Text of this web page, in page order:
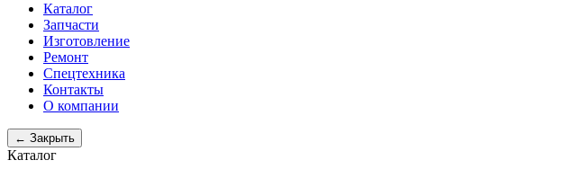
Каталог
Запчасти
Изготовление
Ремонт
Спецтехника
Контакты
О компании
← Закрыть
Каталог